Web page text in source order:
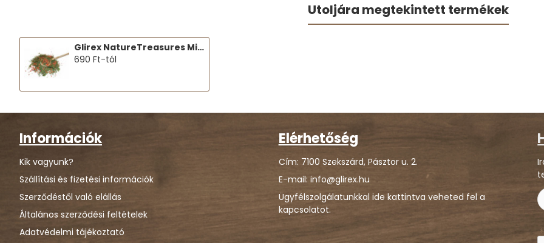
Utoljára megtekintett termékek
Glirex NatureTreasures MixIt - Sárgarépa és sárgarépazöld
690 Ft-tól
Információk
Kik vagyunk?
Szállítási és fizetési információk
Szerződéstől való elállás
Általános szerződési feltételek
Adatvédelmi tájékoztató
Elérhetőség
Cím: 7100 Szekszárd, Pásztor u. 2.
E-mail: info@glirex.hu
Ügyfélszolgálatunkkal ide kattintva veheted fel a
kapcsolatot.